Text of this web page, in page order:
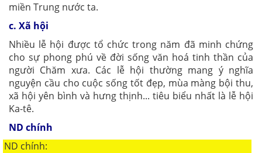
miền Trung nước ta.
c. Xã hội
Nhiều lễ hội được tổ chức trong năm đã minh chứng
cho sự phong phú về đời sống văn hoá tinh thần của
người Chăm xưa. Các lễ hội thường mang ý nghĩa
nguyện cầu cho cuộc sống tốt đẹp, mùa màng bội thu,
xã hội yên bình và hưng thịnh... tiêu biểu nhất là lễ hội
Ka-tê.
ND chính
ND chính: